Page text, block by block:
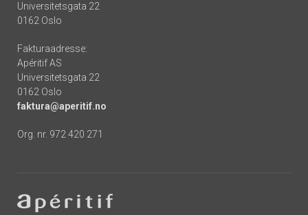
Universitetsgata 22
0162 Oslo
Fakturaadresse:
Apéritif AS
Universitetsgata 22
0162 Oslo
faktura@aperitif.no
Org. nr. 972 420 271